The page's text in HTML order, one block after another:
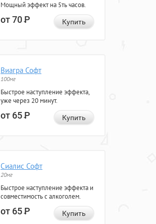
Мощный эффект на 5ть часов.
от 70Р Купить
Виагра Софт
100мг
Быстрое наступление эффекта,
уже через 20 минут.
от 65Р Купить
Сиалис Софт
20мг
Быстрое наступление эффекта и
совместимость с алкоголем.
от 65Р Купить